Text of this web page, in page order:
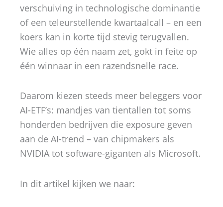
verschuiving in technologische dominantie
of een teleurstellende kwartaalcall – en een
koers kan in korte tijd stevig terugvallen.
Wie alles op één naam zet, gokt in feite op
één winnaar in een razendsnelle race.
Daarom kiezen steeds meer beleggers voor
AI-ETF’s: mandjes van tientallen tot soms
honderden bedrijven die exposure geven
aan de AI-trend – van chipmakers als
NVIDIA tot software-giganten als Microsoft.
In dit artikel kijken we naar: